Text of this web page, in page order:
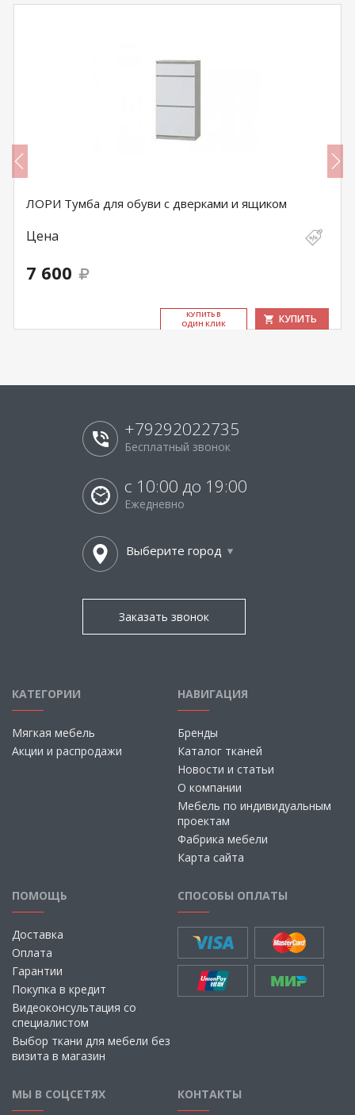
ЛОРИ Тумба для обуви с дверками и ящиком
Цена
7 600
КУ­ПИТЬ В
ОДИН КЛИК
КУПИТЬ
+79292022735
Бесплатный звонок
с 10:00 до 19:00
Ежедневно
Выберите город
Заказать звонок
КАТЕГОРИИ
Мягкая мебель
Акции и распродажи
НАВИГАЦИЯ
Бренды
Каталог тканей
Новости и статьи
О компании
Мебель по индивидуальным
проектам
Фабрика мебели
Карта сайта
ПОМОЩЬ
Доставка
Оплата
Гарантии
Покупка в кредит
Видеоконсультация со
специалистом
Выбор ткани для мебели без
визита в магазин
СПОСОБЫ ОПЛАТЫ
МЫ В СОЦСЕТЯХ КОНТАКТЫ